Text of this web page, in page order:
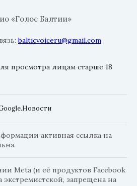
«Голос Балтии»
balticvoiceru@gmail.com
просмотра лицам старше 18
активная ссылка на
Meta (и её продуктов Facebook
экстремистской, запрещена на